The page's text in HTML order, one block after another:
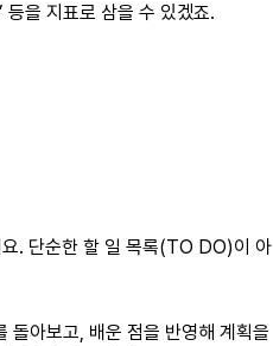
등을 지표로 삼을 수 있겠죠.
요. 단순한 할 일 목록(TO DO)이 아
돌아보고, 배운 점을 반영해 계획을